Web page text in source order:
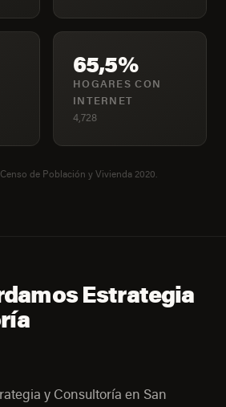
65,5%
HOGARES CON
INTERNET
4,728
de Población y Vivienda 2020.
Estrategia
y Consultoría en San